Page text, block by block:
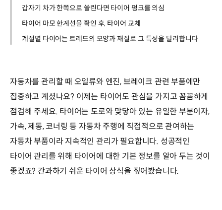
갑자기 차가 한쪽으로 쏠린다면 타이어 펑크를 의심
타이어 마모 한계선을 확인 후, 타이어 교체
계절별 타이어는 트레드의 모양과 재질로 그 특성을 달리합니다
자동차를 관리할 때 오일류와 엔진, 브레이크 관련 부품에만
집중하고 계셨나요? 이제는 타이어도 관심을 가지고 꼼꼼하게
점검해 주세요. 타이어는 도로와 맞닿아 있는 유일한 부분이자,
가속, 제동, 코너링 등 자동차 주행에 직접적으로 관여하는
자동차 부품이라 지속적인 관리가 필요합니다. 성공적인
타이어 관리를 위해 타이어에 대한 기본 정보를 알아 두는 것이
좋겠죠? 간과하기 쉬운 타이어 상식을 짚어봤습니다.